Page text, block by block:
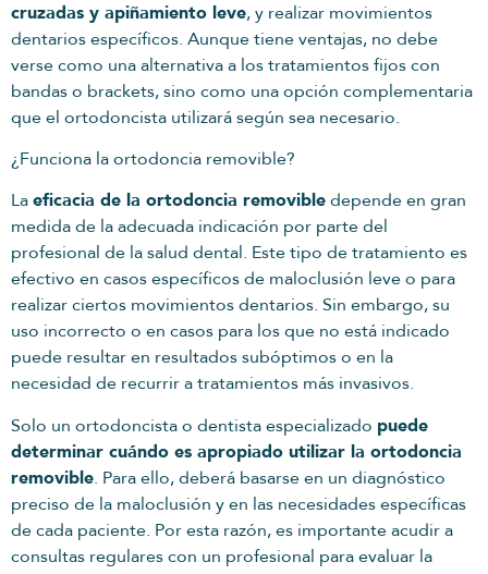
cruzadas y apiñamiento leve, y realizar movimientos
dentarios específicos. Aunque tiene ventajas, no debe
verse como una alternativa a los tratamientos fijos con
bandas o brackets, sino como una opción complementaria
que el ortodoncista utilizará según sea necesario.
¿Funciona la ortodoncia removible?
Laeficacia de la ortodoncia removibledepende en gran
medida de la adecuada indicación por parte del
profesional de la salud dental. Este tipo de tratamiento es
efectivo en casos específicos de maloclusión leve o para
realizar ciertos movimientos dentarios. Sin embargo, su
uso incorrecto o en casos para los que no está indicado
puede resultar en resultados subóptimos o en la
necesidad de recurrir a tratamientos más invasivos.
Solo un ortodoncista o dentista especializado puede
determinar cuándo es apropiado utilizar la ortodoncia
removible. Para ello, deberá basarse en un diagnóstico
preciso de la maloclusión y en las necesidades específicas
de cada paciente. Por esta razón, es importante acudir a
consultas regulares con un profesional para evaluar la